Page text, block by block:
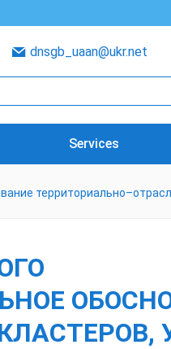
dnsgb_uaan@ukr.net
Services